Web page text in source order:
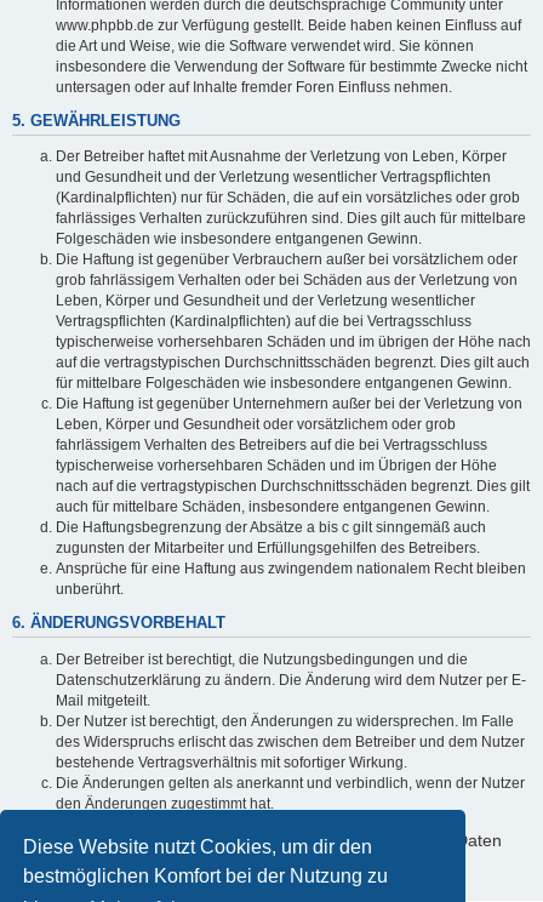
Diese Website nutzt Cookies, um dir den
bestmöglichen Komfort bei der Nutzung zu
Informationen werden durch die deutschsprachige Community unter
www.phpbb.de zur Verfügung gestellt. Beide haben keinen Einfluss auf
die Art und Weise, wie die Software verwendet wird. Sie können
insbesondere die Verwendung der Software für bestimmte Zwecke nicht
untersagen oder auf Inhalte fremder Foren Einfluss nehmen.
5. GEWÄHRLEISTUNG
Der Betreiber haftet mit Ausnahme der Verletzung von Leben, Körper
und Gesundheit und der Verletzung wesentlicher Vertragspflichten
(Kardinalpflichten) nur für Schäden, die auf ein vorsätzliches oder grob
fahrlässiges Verhalten zurückzuführen sind. Dies gilt auch für mittelbare
Folgeschäden wie insbesondere entgangenen Gewinn.
Die Haftung ist gegenüber Verbrauchern außer bei vorsätzlichem oder
grob fahrlässigem Verhalten oder bei Schäden aus der Verletzung von
Leben, Körper und Gesundheit und der Verletzung wesentlicher
Vertragspflichten (Kardinalpflichten) auf die bei Vertragsschluss
typischerweise vorhersehbaren Schäden und im übrigen der Höhe nach
auf die vertragstypischen Durchschnittsschäden begrenzt. Dies gilt auch
für mittelbare Folgeschäden wie insbesondere entgangenen Gewinn.
Die Haftung ist gegenüber Unternehmern außer bei der Verletzung von
Leben, Körper und Gesundheit oder vorsätzlichem oder grob
fahrlässigem Verhalten des Betreibers auf die bei Vertragsschluss
typischerweise vorhersehbaren Schäden und im Übrigen der Höhe
nach auf die vertragstypischen Durchschnittsschäden begrenzt. Dies gilt
auch für mittelbare Schäden, insbesondere entgangenen Gewinn.
Die Haftungsbegrenzung der Absätze a bis c gilt sinngemäß auch
zugunsten der Mitarbeiter und Erfüllungsgehilfen des Betreibers.
Ansprüche für eine Haftung aus zwingendem nationalem Recht bleiben
unberührt.
6. ÄNDERUNGSVORBEHALT
Der Betreiber ist berechtigt, die Nutzungsbedingungen und die
Datenschutzerklärung zu ändern. Die Änderung wird dem Nutzer per E-
Mail mitgeteilt.
Der Nutzer ist berechtigt, den Änderungen zu widersprechen. Im Falle
des Widerspruchs erlischt das zwischen dem Betreiber und dem Nutzer
bestehende Vertragsverhältnis mit sofortiger Wirkung.
Die Änderungen gelten als anerkannt und verbindlich, wenn der Nutzer
den Änderungen zugestimmt hat.
Informationen über den Umgang mit deinen persönlichen Daten
sind in der Datenschutzerklärung enthalten.